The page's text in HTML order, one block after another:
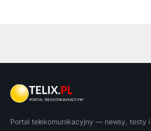
Portal telekomunikacyjny — newsy, testy